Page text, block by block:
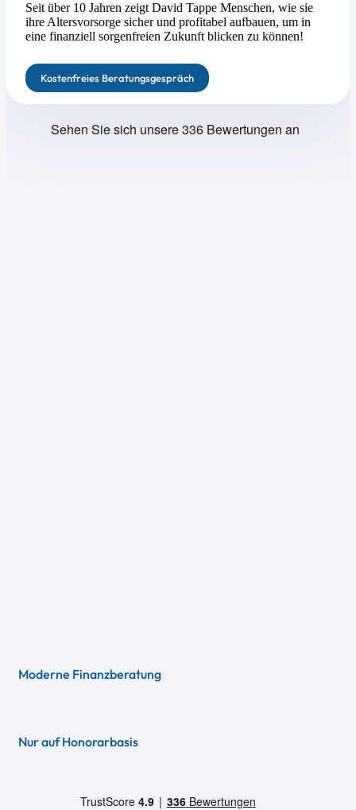
Seit über 10 Jahren zeigt David Tappe Menschen, wie sie
ihre Altersvorsorge sicher und profitabel aufbauen, um in
eine finanziell sorgenfreien Zukunft blicken zu können!
Kostenfreies Beratungsgespräch
Moderne Finanzberatung
Nur auf Honorarbasis